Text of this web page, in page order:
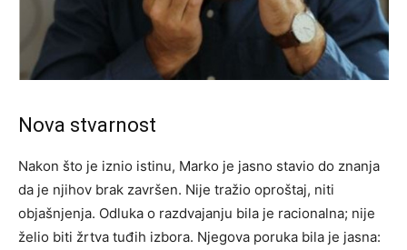
Nova stvarnost
Nakon što je iznio istinu, Marko je jasno stavio do znanja
da je njihov brak završen. Nije tražio oproštaj, niti
objašnjenja. Odluka o razdvajanju bila je racionalna; nije
želio biti žrtva tuđih izbora. Njegova poruka bila je jasna: